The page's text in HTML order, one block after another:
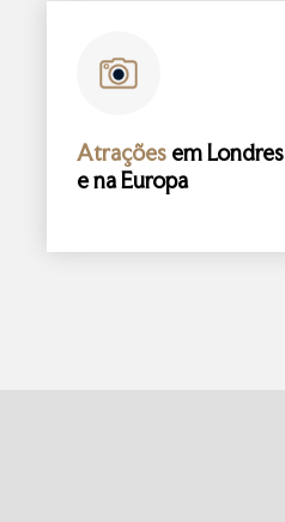
Atraçõesem Londres
e na Europa